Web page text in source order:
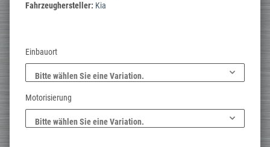
Fahrzeughersteller: Kia
Einbauort
Bitte wählen Sie eine Variation.
Motorisierung
Bitte wählen Sie eine Variation.